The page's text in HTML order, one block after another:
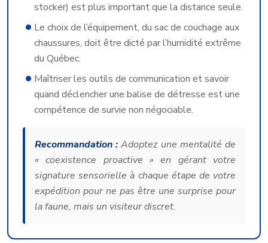
stocker) est plus important que la distance seule.
Le choix de l’équipement, du sac de couchage aux
chaussures, doit être dicté par l’humidité extrême
du Québec.
Maîtriser les outils de communication et savoir
quand déclencher une balise de détresse est une
compétence de survie non négociable.
Recommandation : Adoptez une mentalité de
« coexistence proactive » en gérant votre
signature sensorielle à chaque étape de votre
expédition pour ne pas être une surprise pour
la faune, mais un visiteur discret.